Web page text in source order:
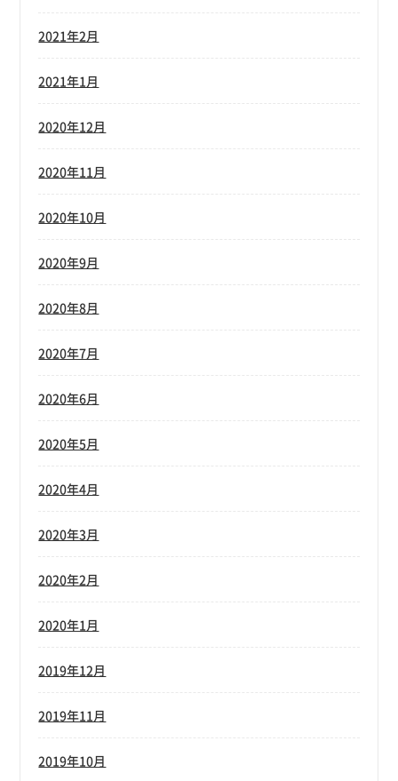
2021年2月
2021年1月
2020年12月
2020年11月
2020年10月
2020年9月
2020年8月
2020年7月
2020年6月
2020年5月
2020年4月
2020年3月
2020年2月
2020年1月
2019年12月
2019年11月
2019年10月